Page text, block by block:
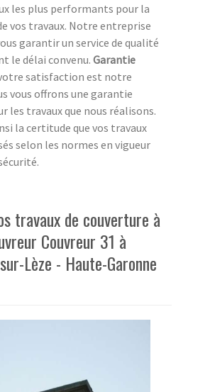
les plus performants pour la
vos travaux. Notre entreprise
garantir un service de qualité
le délai convenu. Garantie
satisfaction est notre
vous offrons une garantie
les travaux que nous réalisons.
la certitude que vos travaux
selon les normes en vigueur
travaux de couverture à
Couvreur 31 à
Lèze - Haute-Garonne